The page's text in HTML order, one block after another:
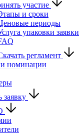
участие
и сроки
периоды
упаковки заявки
регламент
номинации
заявку